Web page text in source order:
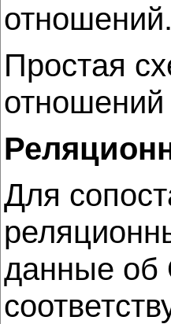
отношений.
Простая
отношений
Для
данные